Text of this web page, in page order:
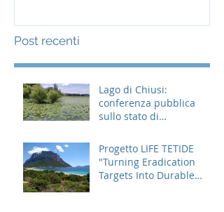
Post recenti
Lago di Chiusi:
conferenza pubblica
sullo stato di
interventi
Progetto LIFE TETIDE
"Turning Eradication
Targets Into Durable